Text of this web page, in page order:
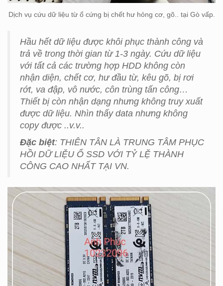
Dịch vụ cứu dữ liệu từ ổ cứng bị chết hư hỏng cơ, gõ.. tại Gò vấp.
Hầu hết dữ liệu được khôi phục thành công và
trả về trong thời gian từ 1-3 ngày. Cứu dữ liệu
với tất cả các trường hợp HDD không còn
nhận diện, chết cơ, hư đầu từ, kêu gõ, bị rơi
rớt, va đập, vô nước, côn trùng tấn công…
Thiết bị còn nhận dạng nhưng không truy xuất
được dữ liệu. Nhìn thấy data nhưng không
copy được ..v.v..
Đặc biệt: THIÊN TÂN LÀ TRUNG TÂM PHỤC
HỒI DỮ LIỆU Ổ SSD VỚI TỶ LỆ THÀNH
CÔNG CAO NHẤT TẠI VN.